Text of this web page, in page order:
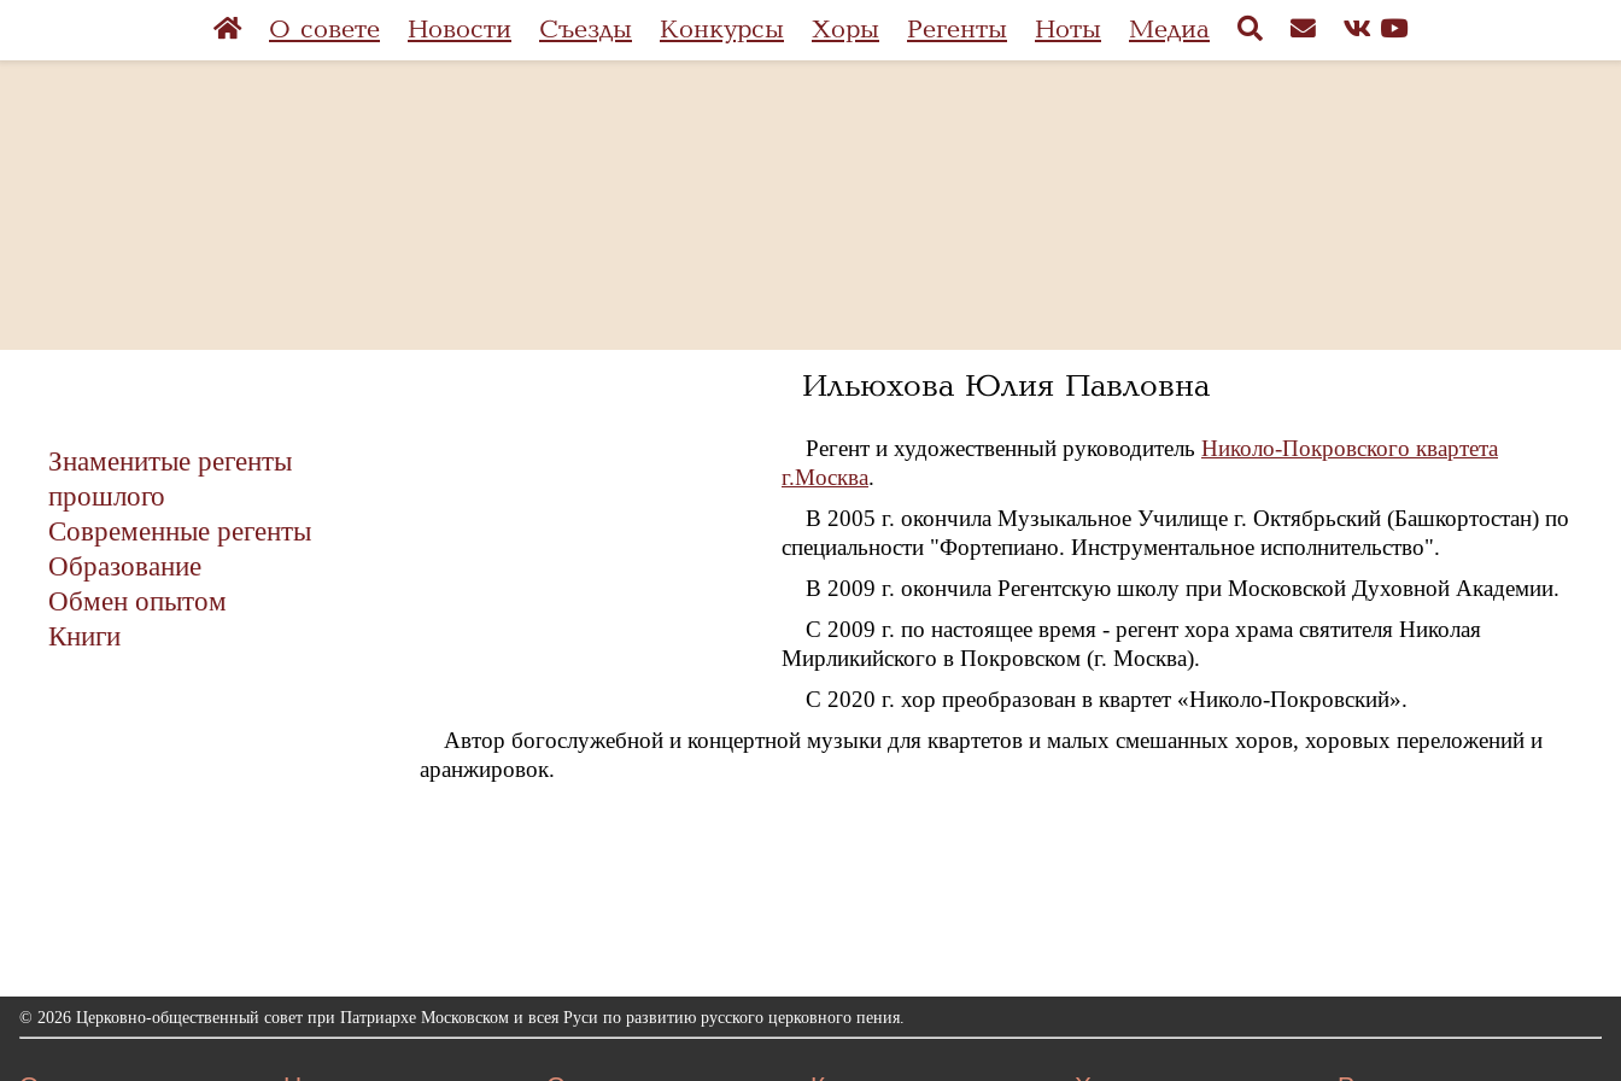
О совете Новости Съезды Конкурсы Хоры Регенты Ноты Медиа
Ильюхова Юлия Павловна
Знаменитые регенты
прошлого
Современные регенты
Образование
Обмен опытом
Книги
Регент и художественный руководитель Николо-Покровского квартета
г.Москва.
В 2005 г. окончила Музыкальное Училище г. Октябрьский (Башкортостан) по
специальности "Фортепиано. Инструментальное исполнительство".
В 2009 г. окончила Регентскую школу при Московской Духовной Академии.
С 2009 г. по настоящее время - регент хора храма святителя Николая
Мирликийского в Покровском (г. Москва).
С 2020 г. хор преобразован в квартет «Николо-Покровский».
Автор богослужебной и концертной музыки для квартетов и малых смешанных хоров, хоровых переложений и
аранжировок.
© 2026 Церковно-общественный совет при Патриархе Московском и всея Руси по развитию русского церковного пения.